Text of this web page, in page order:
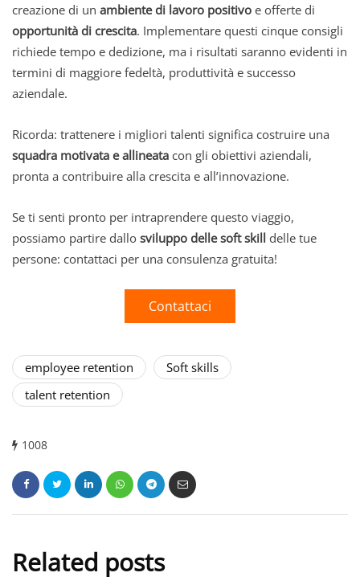
creazione di un ambiente di lavoro positivo e offerte di
opportunità di crescita. Implementare questi cinque consigli
richiede tempo e dedizione, ma i risultati saranno evidenti in
termini di maggiore fedeltà, produttività e successo
aziendale.
Ricorda: trattenere i migliori talenti significa costruire una
squadra motivata e allineata con gli obiettivi aziendali,
pronta a contribuire alla crescita e all’innovazione.
Se ti senti pronto per intraprendere questo viaggio,
possiamo partire dallo sviluppo delle soft skill delle tue
persone: contattaci per una consulenza gratuita!
Contattaci
employee retention
Soft skills
talent retention
1008
Related posts